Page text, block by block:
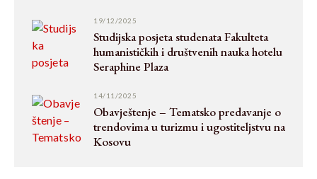
19/12/2025
Studijska posjeta studenata Fakulteta
humanističkih i društvenih nauka hotelu
Seraphine Plaza
14/11/2025
Obavještenje – Tematsko predavanje o
trendovima u turizmu i ugostiteljstvu na
Kosovu